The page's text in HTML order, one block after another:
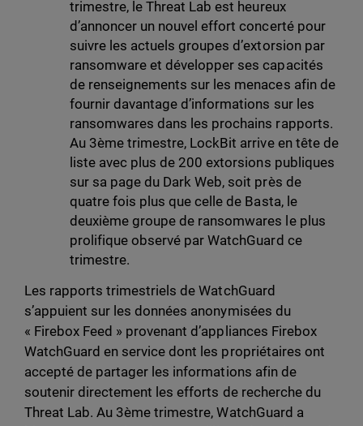
trimestre, le Threat Lab est heureux
d’annoncer un nouvel effort concerté pour
suivre les actuels groupes d’extorsion par
ransomware et développer ses capacités
de renseignements sur les menaces afin de
fournir davantage d’informations sur les
ransomwares dans les prochains rapports.
Au 3ème trimestre, LockBit arrive en tête de
liste avec plus de 200 extorsions publiques
sur sa page du Dark Web, soit près de
quatre fois plus que celle de Basta, le
deuxième groupe de ransomwares le plus
prolifique observé par WatchGuard ce
trimestre.
Les rapports trimestriels de WatchGuard
s’appuient sur les données anonymisées du
« Firebox Feed » provenant d’appliances Firebox
WatchGuard en service dont les propriétaires ont
accepté de partager les informations afin de
soutenir directement les efforts de recherche du
Threat Lab. Au 3ème trimestre, WatchGuard a